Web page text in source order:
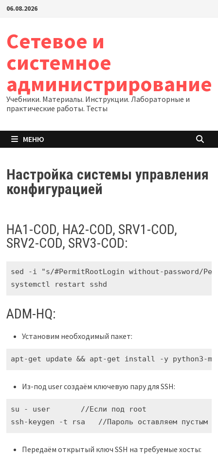
Перейти
06.08.2026
Сетевое и
системное
администрирование
Учебники. Материалы. Инструкции. Лабораторные и
практические работы. Тесты
МЕНЮ
Настройка системы управления
конфигурацией
HA1-COD, HA2-COD, SRV1-COD,
SRV2-COD, SRV3-COD:
sed -i "s/#PermitRootLogin without-password/
systemctl restart sshd
ADM-HQ:
Установим необходимый пакет:
apt-get update && apt-get install -y python3-
Из-под user создаём ключевую пару для SSH:
su - user       //Если под root
ssh-keygen -t rsa   //Пароль оставляем пустым
Передаём открытый ключ SSH на требуемые хосты: